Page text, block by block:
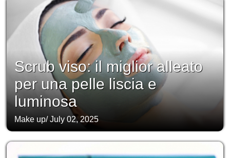
Scrub viso: il miglior alleato
per una pelle liscia e
luminosa
Make up/July 02, 2025